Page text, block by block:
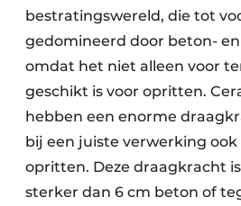
bestratingswereld, die tot
gedomineerd door beton-
omdat het niet alleen voor
geschikt is voor opritten.
hebben een enorme
bij een juiste verwerking
opritten. Deze draagkracht
sterker dan 6 cm beton of